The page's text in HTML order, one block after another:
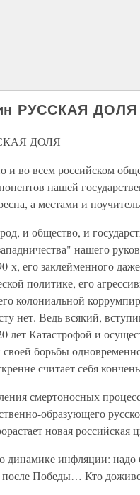
РУССКАЯ ДОЛЯ
ДОЛЯ
и во всем российском
нашей
а местами и
и общество, и
нашего
х, его заклейменного
политике, его
колониальной
нет. Ведь всякий,
лет Катастрофой и
своей борьбы
считает себя
смертоносных
образующего
новая российская
динамике инфляции: надо
после Победы… Кто